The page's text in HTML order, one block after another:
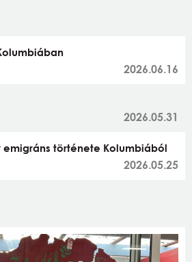
2026.06.16
2026.05.31
emigráns története Kolumbiából
2026.05.25